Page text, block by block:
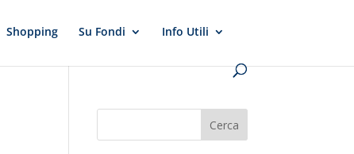
Shopping Su Fondi Info Utili